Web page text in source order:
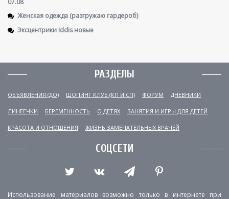
Женская одежда (разгружаю гардероб)
Эксцентрики Iddis новые
РАЗДЕЛЫ
ОБЪЯВЛЕНИЯ (ДО) ШОПИНГ КЛУБ (КП И СП) ФОРУМ ДНЕВНИКИ
ЛИНЕЕЧКИ БЕРЕМЕННОСТЬ О ДЕТЯХ ЗАНЯТИЯ И ИГРЫ ДЛЯ ДЕТЕЙ
КРАСОТА И ОТНОШЕНИЯ ЖИЗНЬ ЗАМЕЧАТЕЛЬНЫХ ВРАЧЕЙ
СОЦСЕТИ
Использование материалов возможно только в интернете при